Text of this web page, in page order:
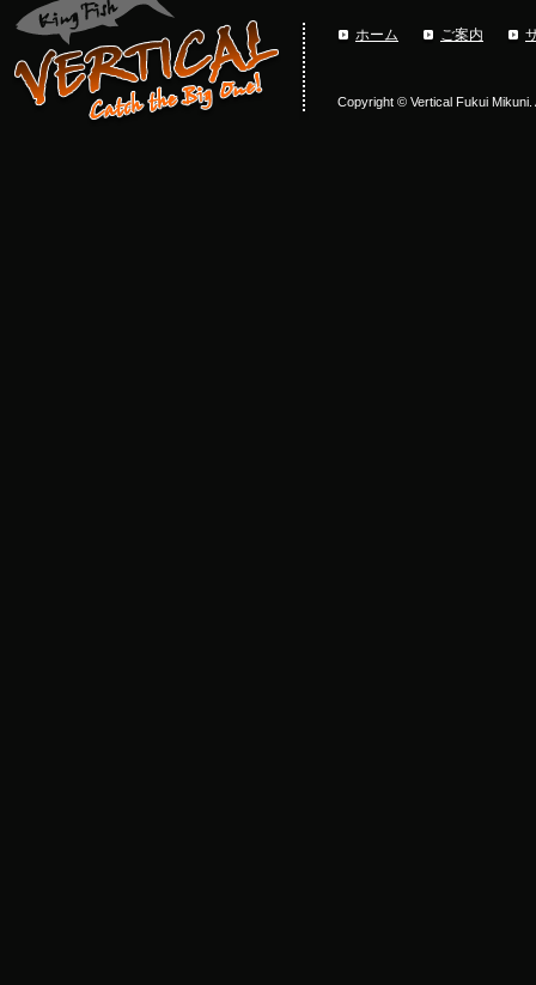
ホーム ご案内
Copyright © Vertical Fukui